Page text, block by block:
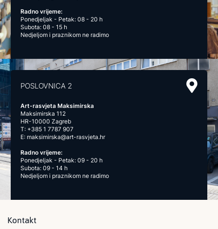
Radno vrijeme:
Ponedjeljak - Petak: 08 - 20 h
Subota: 08 - 15 h
Nedjeljom i praznikom ne radimo
POSLOVNICA 2
Art-rasvjeta Maksimirska
Maksimirska 112
HR-10000 Zagreb
T: +385 1 7787 907
E: maksimirska@art-rasvjeta.hr
Radno vrijeme:
Ponedjeljak - Petak: 09 - 20 h
Subota: 09 - 14 h
Nedjeljom i praznikom ne radimo
Kontakt